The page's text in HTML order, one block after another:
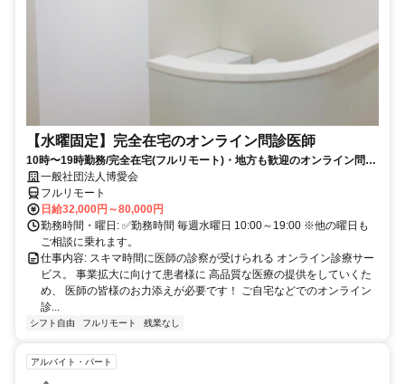
【水曜固定】完全在宅のオンライン問診医師
10時〜19時勤務/完全在宅(フルリモート)・地方も歓迎のオンライン問診
業務一般社団法人博愛会
フルリモート
日給32,000円～80,000円
勤務時間・曜日: ✅勤務時間 毎週水曜日 10:00～19:00 ※他の曜日も
ご相談に乗れます。
仕事内容: スキマ時間に医師の診察が受けられる オンライン診療サー
ビス。 事業拡大に向けて患者様に 高品質な医療の提供をしていくた
め、 医師の皆様のお力添えが必要です！ ご自宅などでのオンライン
診...
シフト自由 フルリモート 残業なし
アルバイト・パート